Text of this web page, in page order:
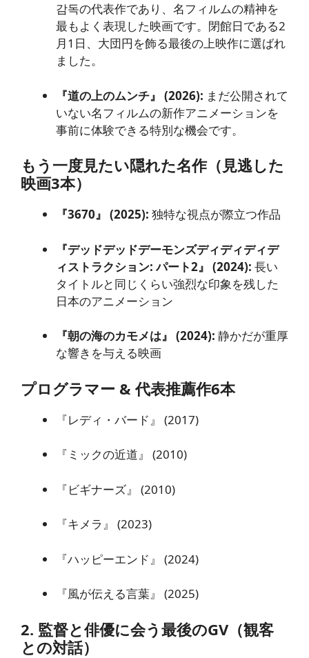
감독の代表作であり、名フィルムの精神を
最もよく表現した映画です。閉館日である2
月1日、大団円を飾る最後の上映作に選ばれ
ました。
『道の上のムンチ』 (2026): まだ公開されて
いない名フィルムの新作アニメーションを
事前に体験できる特別な機会です。
もう一度見たい隠れた名作（見逃した
映画3本）
『3670』 (2025): 独特な視点が際立つ作品
『デッドデッドデーモンズディディディデ
ィストラクション: パート2』 (2024): 長い
タイトルと同じくらい強烈な印象を残した
日本のアニメーション
『朝の海のカモメは』 (2024): 静かだが重厚
な響きを与える映画
プログラマー & 代表推薦作6本
『レディ・バード』 (2017)
『ミックの近道』 (2010)
『ビギナーズ』 (2010)
『キメラ』 (2023)
『ハッピーエンド』 (2024)
『風が伝える言葉』 (2025)
2. 監督と俳優に会う最後のGV（観客
との対話）